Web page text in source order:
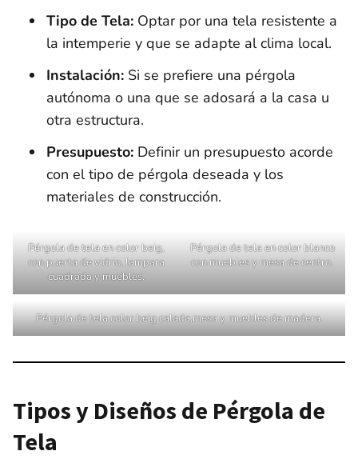
Tipo de Tela: Optar por una tela resistente a
la intemperie y que se adapte al clima local.
Instalación: Si se prefiere una pérgola
autónoma o una que se adosará a la casa u
otra estructura.
Presupuesto: Definir un presupuesto acorde
con el tipo de pérgola deseada y los
materiales de construcción.
Pérgola de tela en color beig,
con puerta de vidrio, lampara
cuadrada y muebles.
Pérgola de tela en color blanco
con muebles y mesa de centro.
Pérgola de tela color beig calada,mesa y muebles de madera.
Tipos y Diseños de Pérgola de
Tela